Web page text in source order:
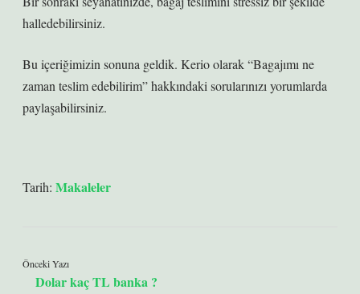
halledebilirsiniz.
Bu içeriğimizin sonuna geldik. Kerio olarak “Bagajımı ne
zaman teslim edebilirim” hakkındaki sorularınızı yorumlarda
paylaşabilirsiniz.
Tarih: Makaleler
Önceki Yazı
Dolar kaç TL banka ?